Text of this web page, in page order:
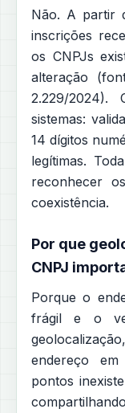
Não. A partir
inscrições
os CNPJs
alteração
2.229/
sistemas:
14 dígitos
legítimas.
reconhecer
coexistência.
Por que
CNPJ
Porque o
frágil e o
endereço em
pontos